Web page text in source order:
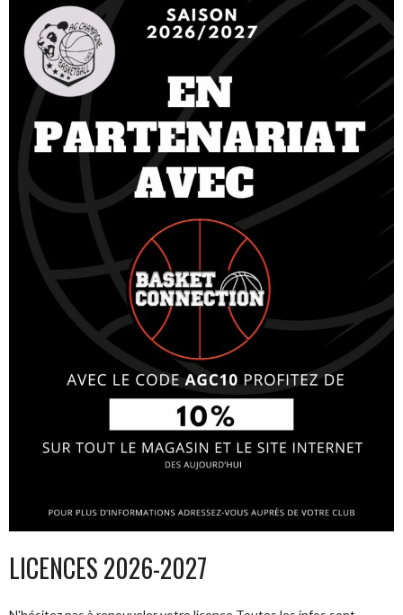
LICENCES 2026-2027